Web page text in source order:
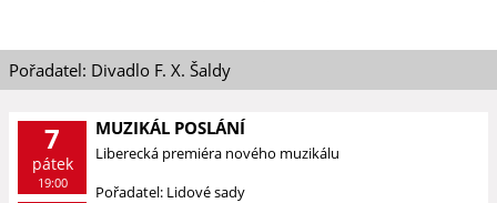
Pořadatel: Divadlo F. X. Šaldy
7
pátek
19:00
MUZIKÁL POSLÁNÍ
Liberecká premiéra nového muzikálu
Pořadatel: Lidové sady